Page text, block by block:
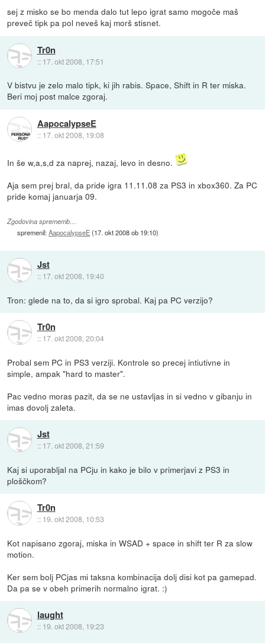
sej z misko se bo menda dalo tut lepo igrat samo mogoče maš
preveč tipk pa pol neveš kaj morš stisnet.
Tr0n
:: 17. okt 2008, 17:51
V bistvu je zelo malo tipk, ki jih rabis. Space, Shift in R ter miska.
Beri moj post malce zgoraj.
AapocalypseE
:: 17. okt 2008, 19:08
In še w,a,s,d za naprej, nazaj, levo in desno.
Aja sem prej bral, da pride igra 11.11.08 za PS3 in xbox360. Za PC
pride komaj januarja 09.
Zgodovina sprememb…
spremenil:AapocalypseE(17. okt 2008 ob 19:10)
Jst
:: 17. okt 2008, 19:40
Tron: glede na to, da si igro sprobal. Kaj pa PC verzijo?
Tr0n
:: 17. okt 2008, 20:04
Probal sem PC in PS3 verziji. Kontrole so precej intiutivne in
simple, ampak "hard to master".
Pac vedno moras pazit, da se ne ustavljas in si vedno v gibanju in
imas dovolj zaleta.
Jst
:: 17. okt 2008, 21:59
Kaj si uporabljal na PCju in kako je bilo v primerjavi z PS3 in
ploščkom?
Tr0n
:: 19. okt 2008, 10:53
Kot napisano zgoraj, miska in WSAD + space in shift ter R za slow
motion.
Ker sem bolj PCjas mi taksna kombinacija dolj disi kot pa gamepad.
Da pa se v obeh primerih normalno igrat. :)
laught
:: 19. okt 2008, 19:23